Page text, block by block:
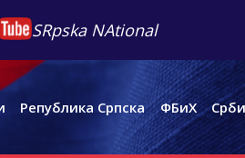
SRpska NAtional
Република Српска ФБиХ